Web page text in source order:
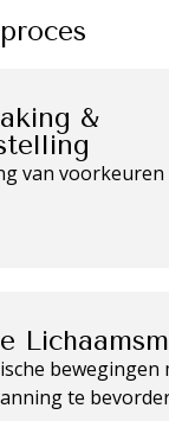
&
van voorkeuren
bewegingen
te